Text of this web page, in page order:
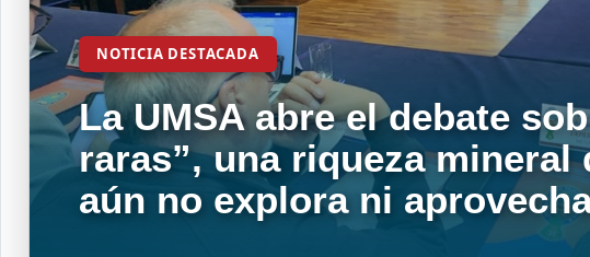
NOTICIA DESTACADA
La UMSA abre el debate
raras”, una riqueza mineral
aún no explora ni